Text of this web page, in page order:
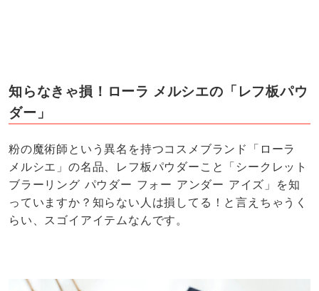
知らなきゃ損！ローラ メルシエの「レフ板パウ
ダー」
粉の魔術師という異名を持つコスメブランド「ローラ
メルシエ」の名品、レフ板パウダーこと「シークレット
ブラーリング パウダー フォー アンダー アイズ」を知
っていますか？知らない人は損してる！と言えちゃうく
らい、スゴイアイテムなんです。